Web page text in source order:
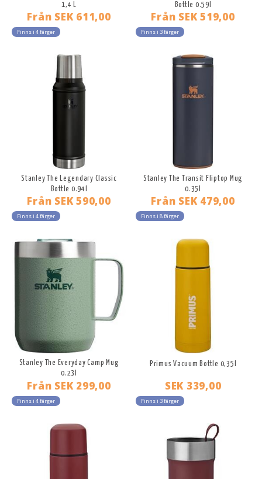
1,4 L
Från SEK 611,00
Finns i 4 färger
Bottle 0.59l
Från SEK 519,00
Finns i 3 färger
Stanley The Legendary Classic
Bottle 0.94l
Från SEK 590,00
Finns i 4 färger
Stanley The Transit Fliptop Mug
0.35l
Från SEK 479,00
Finns i 8 färger
Stanley The Everyday Camp Mug
0.23l
Från SEK 299,00
Finns i 4 färger
Primus Vacuum Bottle 0,35l
SEK 339,00
Finns i 3 färger